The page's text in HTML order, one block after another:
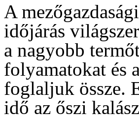
A
időjárás
a nagyobb
folyamatokat és
foglaljuk össze.
idő az őszi